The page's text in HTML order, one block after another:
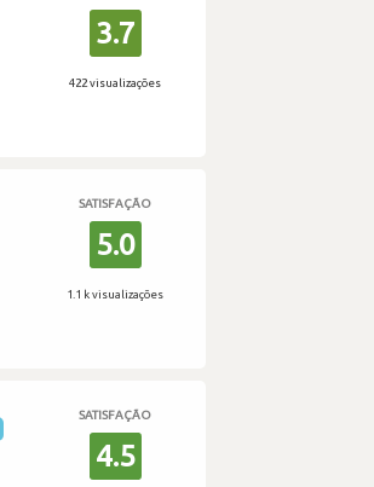
3.7
422 visualizações
SATISFAÇÃO
5.0
1.1 k visualizações
SATISFAÇÃO
4.5